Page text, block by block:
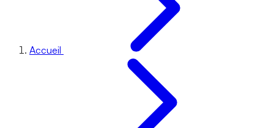
Accueil